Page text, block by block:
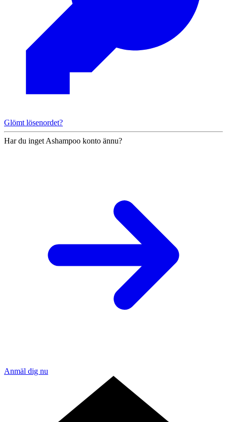
Glömt lösenordet?
Har du inget Ashampoo konto ännu?
Anmäl dig nu